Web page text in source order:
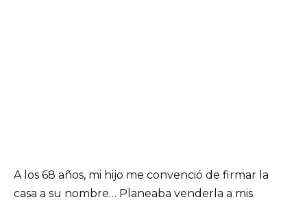
A los 68 años, mi hijo me convenció de firmar la
casa a su nombre… Planeaba venderla a mis